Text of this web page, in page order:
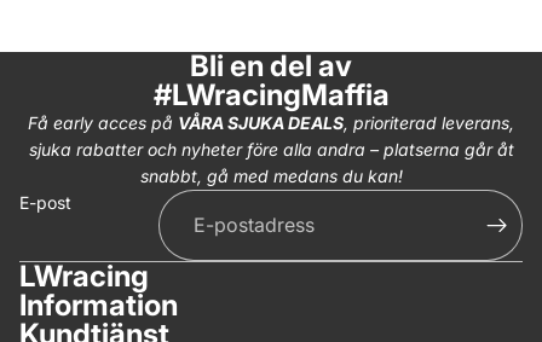
Bli en del av
#LWracingMaffia
Få early acces på VÅRA SJUKA DEALS, prioriterad leverans,
sjuka rabatter och nyheter före alla andra – platserna går åt
snabbt, gå med medans du kan!
E-post
LWracing
Information
Kundtjänst